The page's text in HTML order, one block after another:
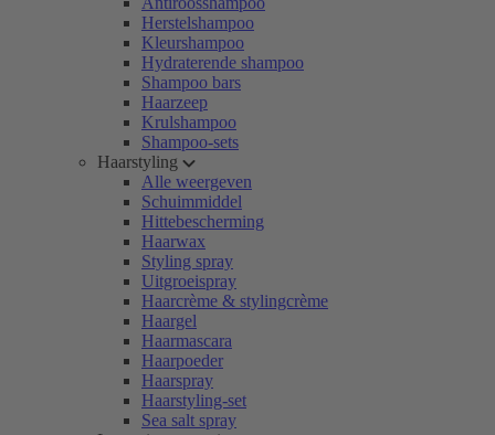
Herstelshampoo
Kleurshampoo
Hydraterende shampoo
Shampoo bars
Haarzeep
Krulshampoo
Shampoo-sets
Haarstyling
Alle weergeven
Schuimmiddel
Hittebescherming
Haarwax
Styling spray
Uitgroeispray
Haarcrème & stylingcrème
Haargel
Haarmascara
Haarpoeder
Haarspray
Haarstyling-set
Sea salt spray